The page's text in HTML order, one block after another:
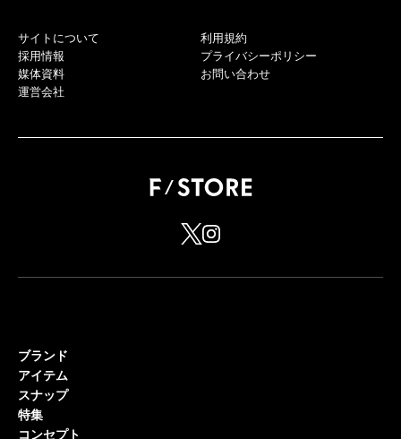
サイトについて
採用情報
媒体資料
運営会社
利用規約
プライバシーポリシー
お問い合わせ
ブランド
アイテム
スナップ
特集
コンセプト